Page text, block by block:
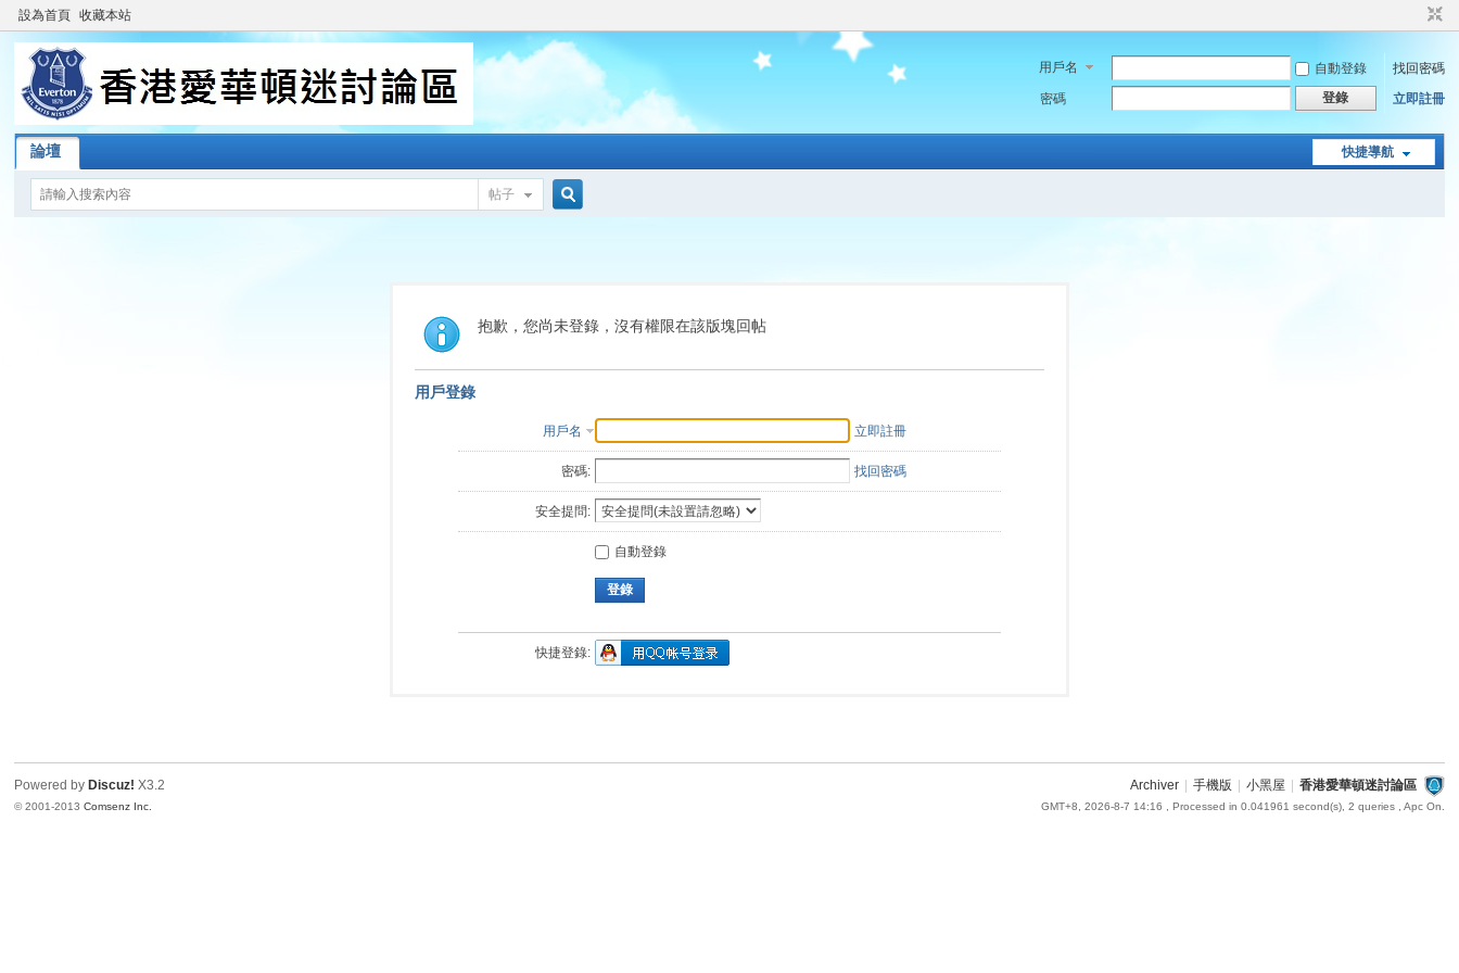
設為首頁 收藏本站
用戶名 自動登錄
找回密碼
密碼
登錄 立即註冊
快捷導航
論壇
帖子
索
抱歉，您尚未登錄，沒有權限在該版塊回帖
用戶登錄
用戶名 立即註冊
密碼: 找回密碼
安全提問:
自動登錄
登錄
快捷登錄:
Archiver 手機版 小黑屋 香港愛華頓迷討論區
GMT+8, 2026-8-7 14:16 , Processed in 0.041961 second(s), 2 queries , Apc On.
Powered by Discuz! X3.2
© 2001-2013Comsenz Inc.